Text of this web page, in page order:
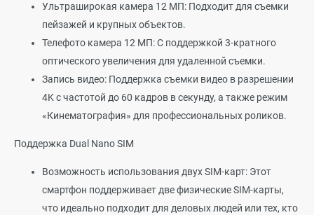
Ультраширокая камера 12 МП: Подходит для съемки
пейзажей и крупных объектов.
Телефото камера 12 МП: С поддержкой 3-кратного
оптического увеличения для удаленной съемки.
Запись видео: Поддержка съемки видео в разрешении
4K с частотой до 60 кадров в секунду, а также режим
«Кинематография» для профессиональных роликов.
Поддержка Dual Nano SIM
Возможность использования двух SIM-карт: Этот
смартфон поддерживает две физические SIM-карты,
что идеально подходит для деловых людей или тех, кто